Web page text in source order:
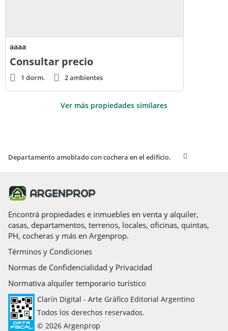
aaaa
Consultar precio
1 dorm. 2 ambientes
Ver más propiedades similares
Departamento amoblado con cochera en el edificio.
Encontrá propiedades e inmuebles en venta y alquiler,
casas, departamentos, terrenos, locales, oficinas, quintas,
PH, cocheras y más en Argenprop.
Términos y Condiciones
Normas de Confidencialidad y Privacidad
Normativa alquiler temporario turístico
Clarín Digital - Arte Gráfico Editorial Argentino
Todos los derechos reservados.
© 2026 Argenprop